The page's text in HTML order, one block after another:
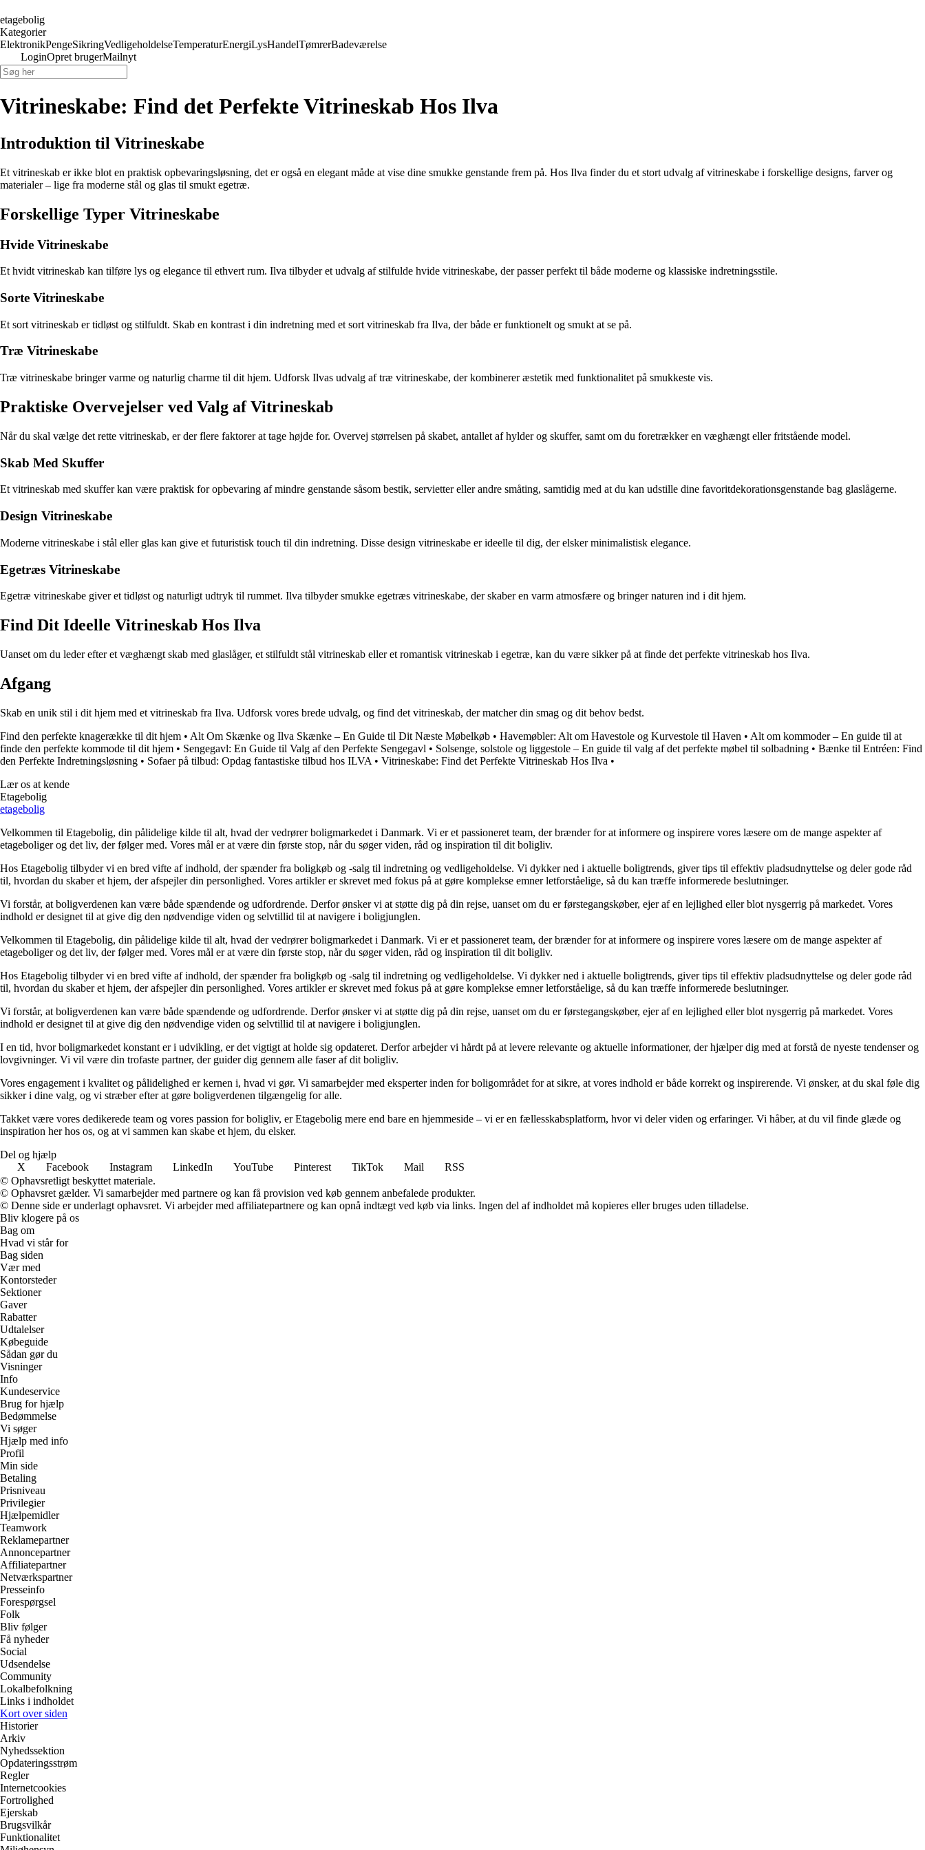
etagebolig
Kategorier
ElektronikPengeSikringVedligeholdelseTemperaturEnergiLysHandelTømrerBadeværelse
LoginOpret brugerMailnyt
Vitrineskabe: Find det Perfekte Vitrineskab Hos Ilva
Introduktion til Vitrineskabe
Et vitrineskab er ikke blot en praktisk opbevaringsløsning, det er også en elegant måde at vise dine smukke genstande frem på. Hos Ilva finder du et stort udvalg af vitrineskabe i forskellige designs, farver og
materialer – lige fra moderne stål og glas til smukt egetræ.
Forskellige Typer Vitrineskabe
Hvide Vitrineskabe
Et hvidt vitrineskab kan tilføre lys og elegance til ethvert rum. Ilva tilbyder et udvalg af stilfulde hvide vitrineskabe, der passer perfekt til både moderne og klassiske indretningsstile.
Sorte Vitrineskabe
Et sort vitrineskab er tidløst og stilfuldt. Skab en kontrast i din indretning med et sort vitrineskab fra Ilva, der både er funktionelt og smukt at se på.
Træ Vitrineskabe
Træ vitrineskabe bringer varme og naturlig charme til dit hjem. Udforsk Ilvas udvalg af træ vitrineskabe, der kombinerer æstetik med funktionalitet på smukkeste vis.
Praktiske Overvejelser ved Valg af Vitrineskab
Når du skal vælge det rette vitrineskab, er der flere faktorer at tage højde for. Overvej størrelsen på skabet, antallet af hylder og skuffer, samt om du foretrækker en væghængt eller fritstående model.
Skab Med Skuffer
Et vitrineskab med skuffer kan være praktisk for opbevaring af mindre genstande såsom bestik, servietter eller andre småting, samtidig med at du kan udstille dine favoritdekorationsgenstande bag glaslågerne.
Design Vitrineskabe
Moderne vitrineskabe i stål eller glas kan give et futuristisk touch til din indretning. Disse design vitrineskabe er ideelle til dig, der elsker minimalistisk elegance.
Egetræs Vitrineskabe
Egetræ vitrineskabe giver et tidløst og naturligt udtryk til rummet. Ilva tilbyder smukke egetræs vitrineskabe, der skaber en varm atmosfære og bringer naturen ind i dit hjem.
Find Dit Ideelle Vitrineskab Hos Ilva
Uanset om du leder efter et væghængt skab med glaslåger, et stilfuldt stål vitrineskab eller et romantisk vitrineskab i egetræ, kan du være sikker på at finde det perfekte vitrineskab hos Ilva.
Afgang
Skab en unik stil i dit hjem med et vitrineskab fra Ilva. Udforsk vores brede udvalg, og find det vitrineskab, der matcher din smag og dit behov bedst.
Find den perfekte knagerække til dit hjem • Alt Om Skænke og Ilva Skænke – En Guide til Dit Næste Møbelkøb • Havemøbler: Alt om Havestole og Kurvestole til Haven • Alt om kommoder – En guide til at
finde den perfekte kommode til dit hjem • Sengegavl: En Guide til Valg af den Perfekte Sengegavl • Solsenge, solstole og liggestole – En guide til valg af det perfekte møbel til solbadning • Bænke til Entréen: Find
den Perfekte Indretningsløsning • Sofaer på tilbud: Opdag fantastiske tilbud hos ILVA • Vitrineskabe: Find det Perfekte Vitrineskab Hos Ilva •
Lær os at kende
Etagebolig
etagebolig
Velkommen til Etagebolig, din pålidelige kilde til alt, hvad der vedrører boligmarkedet i Danmark. Vi er et passioneret team, der brænder for at informere og inspirere vores læsere om de mange aspekter af
etageboliger og det liv, der følger med. Vores mål er at være din første stop, når du søger viden, råd og inspiration til dit boligliv.
Hos Etagebolig tilbyder vi en bred vifte af indhold, der spænder fra boligkøb og -salg til indretning og vedligeholdelse. Vi dykker ned i aktuelle boligtrends, giver tips til effektiv pladsudnyttelse og deler gode råd
til, hvordan du skaber et hjem, der afspejler din personlighed. Vores artikler er skrevet med fokus på at gøre komplekse emner letforståelige, så du kan træffe informerede beslutninger.
Vi forstår, at boligverdenen kan være både spændende og udfordrende. Derfor ønsker vi at støtte dig på din rejse, uanset om du er førstegangskøber, ejer af en lejlighed eller blot nysgerrig på markedet. Vores
indhold er designet til at give dig den nødvendige viden og selvtillid til at navigere i boligjunglen.
Velkommen til Etagebolig, din pålidelige kilde til alt, hvad der vedrører boligmarkedet i Danmark. Vi er et passioneret team, der brænder for at informere og inspirere vores læsere om de mange aspekter af
etageboliger og det liv, der følger med. Vores mål er at være din første stop, når du søger viden, råd og inspiration til dit boligliv.
Hos Etagebolig tilbyder vi en bred vifte af indhold, der spænder fra boligkøb og -salg til indretning og vedligeholdelse. Vi dykker ned i aktuelle boligtrends, giver tips til effektiv pladsudnyttelse og deler gode råd
til, hvordan du skaber et hjem, der afspejler din personlighed. Vores artikler er skrevet med fokus på at gøre komplekse emner letforståelige, så du kan træffe informerede beslutninger.
Vi forstår, at boligverdenen kan være både spændende og udfordrende. Derfor ønsker vi at støtte dig på din rejse, uanset om du er førstegangskøber, ejer af en lejlighed eller blot nysgerrig på markedet. Vores
indhold er designet til at give dig den nødvendige viden og selvtillid til at navigere i boligjunglen.
I en tid, hvor boligmarkedet konstant er i udvikling, er det vigtigt at holde sig opdateret. Derfor arbejder vi hårdt på at levere relevante og aktuelle informationer, der hjælper dig med at forstå de nyeste tendenser og
lovgivninger. Vi vil være din trofaste partner, der guider dig gennem alle faser af dit boligliv.
Vores engagement i kvalitet og pålidelighed er kernen i, hvad vi gør. Vi samarbejder med eksperter inden for boligområdet for at sikre, at vores indhold er både korrekt og inspirerende. Vi ønsker, at du skal føle dig
sikker i dine valg, og vi stræber efter at gøre boligverdenen tilgængelig for alle.
Takket være vores dedikerede team og vores passion for boligliv, er Etagebolig mere end bare en hjemmeside – vi er en fællesskabsplatform, hvor vi deler viden og erfaringer. Vi håber, at du vil finde glæde og
inspiration her hos os, og at vi sammen kan skabe et hjem, du elsker.
Del og hjælp
X
Facebook Instagram LinkedIn YouTube Pinterest TikTok Mail
RSS
© Ophavsretligt beskyttet materiale.
© Ophavsret gælder. Vi samarbejder med partnere og kan få provision ved køb gennem anbefalede produkter.
© Denne side er underlagt ophavsret. Vi arbejder med affiliatepartnere og kan opnå indtægt ved køb via links. Ingen del af indholdet må kopieres eller bruges uden tilladelse.
Bliv klogere på os
Bag om
Hvad vi står for
Bag siden
Vær med
Kontorsteder
Sektioner
Gaver
Rabatter
Udtalelser
Købeguide
Sådan gør du
Visninger
Info
Kundeservice
Brug for hjælp
Bedømmelse
Vi søger
Hjælp med info
Profil
Min side
Betaling
Prisniveau
Privilegier
Hjælpemidler
Teamwork
Reklamepartner
Annoncepartner
Affiliatepartner
Netværkspartner
Presseinfo
Forespørgsel
Folk
Bliv følger
Få nyheder
Social
Udsendelse
Community
Lokalbefolkning
Links i indholdet
Kort over siden
Historier
Arkiv
Nyhedssektion
Opdateringsstrøm
Regler
Internetcookies
Fortrolighed
Ejerskab
Brugsvilkår
Funktionalitet